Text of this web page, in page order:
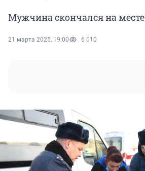
Мужчина скончался на месте
21 марта 2025, 19:00 6 010